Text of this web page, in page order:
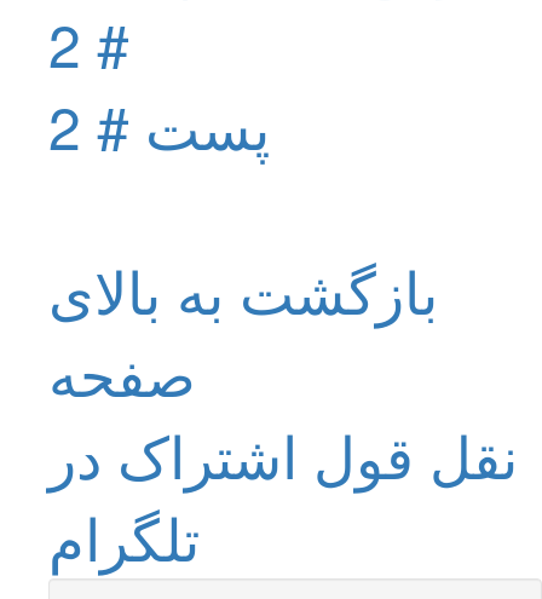
پست # 2
بازگشت به بالای
صفحه
نقل قول اشتراک در
تلگرام